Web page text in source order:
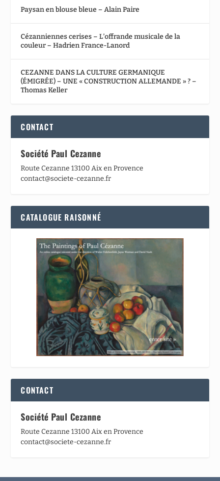
Paysan en blouse bleue – Alain Paire
Cézanniennes cerises – L’offrande musicale de la
couleur – Hadrien France-Lanord
CEZANNE DANS LA CULTURE GERMANIQUE
(ÉMIGRÉE) – UNE « CONSTRUCTION ALLEMANDE » ? –
Thomas Keller
CONTACT
Société Paul Cezanne
Route Cezanne 13100 Aix en Provence
contact@societe-cezanne.fr
CATALOGUE RAISONNÉ
CONTACT
Société Paul Cezanne
Route Cezanne 13100 Aix en Provence
contact@societe-cezanne.fr